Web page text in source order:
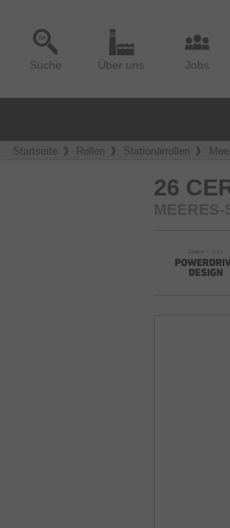
Suche Über uns Jobs
Startseite Rollen Stationärrollen
26
MEERES-